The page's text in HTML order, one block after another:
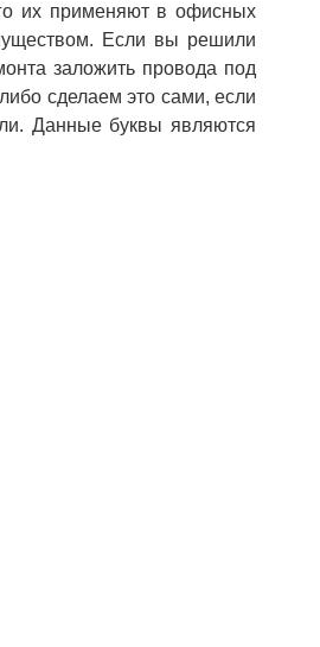
их применяют в офисных
Если вы решили
заложить провода под
сделаем это сами, если
Данные буквы являются